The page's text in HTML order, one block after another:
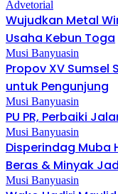
Advetorial
Wujudkan Metal
Usaha Kebun Toga
Musi Banyuasin
Propov XV Sumsel
untuk Pengunjung
Musi Banyuasin
PU PR, Perbaiki
Musi Banyuasin
Disperindag Muba
Beras & Minyak
Musi Banyuasin